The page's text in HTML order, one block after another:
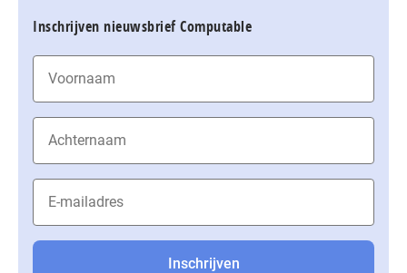
Inschrijven nieuwsbrief Computable